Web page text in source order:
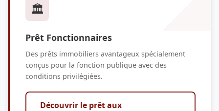
🏛️
Prêt Fonctionnaires
Des prêts immobiliers avantageux spécialement
conçus pour la fonction publique avec des
conditions privilégiées.
Découvrir le prêt aux